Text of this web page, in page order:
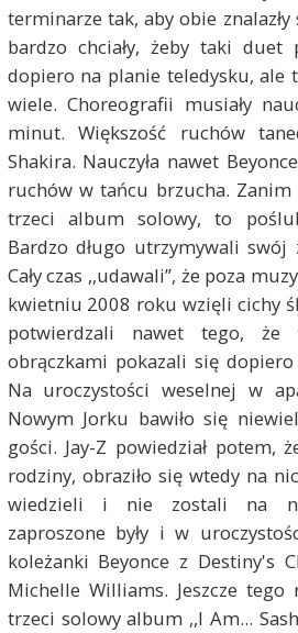
terminarze tak, aby obie
bardzo chciały, żeby taki duet
dopiero na planie teledysku, ale
wiele. Choreografii musiały
minut. Większość ruchów
Shakira. Nauczyła nawet
ruchów w tańcu brzucha. Zanim
trzeci album solowy, to
Bardzo długo utrzymywali swój
Cały czas ,,udawali”, że poza
kwietniu 2008 roku wzięli cichy
potwierdzali nawet tego,
obrączkami pokazali się
Na uroczystości weselnej w
Nowym Jorku bawiło się
gości. Jay-Z powiedział potem,
rodziny, obraziło się wtedy na
wiedzieli i nie zostali na
zaproszone były i w
koleżanki Beyonce z Destiny's
Michelle Williams. Jeszcze tego
trzeci solowy album ,,I Am...